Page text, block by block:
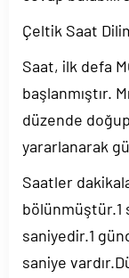
Çeltik Saat
Saat, ilk defa
başlanmıştır.
düzende
yararlanarak
Saatler
bölünmüştür.1
saniyedir.1
saniye